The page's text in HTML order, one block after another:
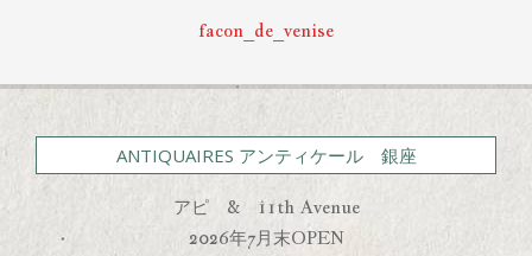
facon_de_venise
ANTIQUAIRES アンティケール 銀座
アピ & 11th Avenue
2026年7月末OPEN